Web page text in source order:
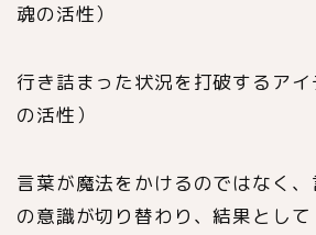
魂の活性）
行き詰まった状況を打破するア
の活性）
言葉が魔法をかけるのではなく
の意識が切り替わり、結果とし